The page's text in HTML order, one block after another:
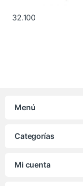
32.100
Menú
Categorías
Mi cuenta